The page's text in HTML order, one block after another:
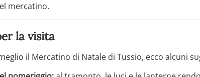
mercatino.
la visita
il Mercatino di Natale di Tussio, ecco alcuni